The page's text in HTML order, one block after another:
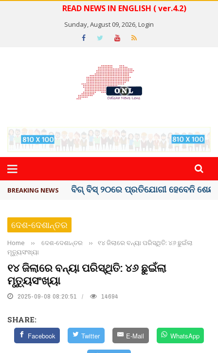
READ NEWS IN ENGLISH ( ver.4.2)
Sunday, August 09, 2026,Login
BREAKING NEWS ଅମରନାଥ ଯାତ୍ରା ସ୍ଥଗିତ
ଦେଶ-ଦେଶାନ୍ତର
Home ›› ଦେଶ-ଦେଶାନ୍ତର ››
୧୪ ଜିଲାରେ ବନ୍ୟା ପରିସ୍ଥିତି: ୪୬ ଛୁଇଁଲା
ମୃତ୍ୟୁସଂଖ୍ୟା
୧୪ ଜିଲାରେ ବନ୍ୟା ପରିସ୍ଥିତି: ୪୬ ଛୁଇଁଲା
ମୃତ୍ୟୁସଂଖ୍ୟା
2025-09-08 08:20:51 14694
SHARE:
Facebook Twitter E-Mail WhatsApp